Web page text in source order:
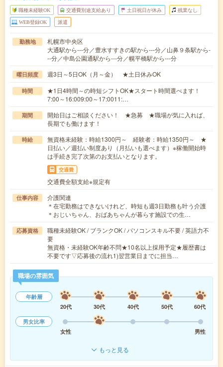
職種未経験OK 交通費別途支給あり 土日祝日が休み 残業なし
WEB登録OK 派遣
勤務地
札幌市中央区
大通駅から---分／豊水すすきの駅から---分／山鼻９条駅から-
--分／中島公園通駅から---分／幌平橋駅から---分
曜日頻度 週3日～5日OK（月～金） ★土日休みOK
時間
★1日4時間～の時短シフトOK★スタート時間選べます！
7:00～16:009:00～17:0011:…
期間
開始日はご相談ください！ ★急募 ★職場が気に入れば、
長期でも働けます！
時給
無資格未経験：時給1300円～ 経験者：時給1350円～ ★
日払い／週払い制度あり（月払いも選べます）※稼働開始時
は手続き完了次第のお支払いとなります。
交通費
交通費全額支給※規定有
仕事内容
介護関連
＊在宅勤務はできないけれど、時短も週3日勤務も叶う介護
＊おじいちゃん、おばあちゃんが暮らす施設での生…
応募資格
職種未経験OK / ブランクOK / パソコンスキル不要 / 英語力不
要
無資格・未経験OK年齢不問★10名以上採用予定★履歴書は
不要です▽応募後の流れ1)翌営業日までに担当…
職場の雰囲気
年齢層
20代
30代 40代 50代
60代
男女比率
女性
男性
もっと見る